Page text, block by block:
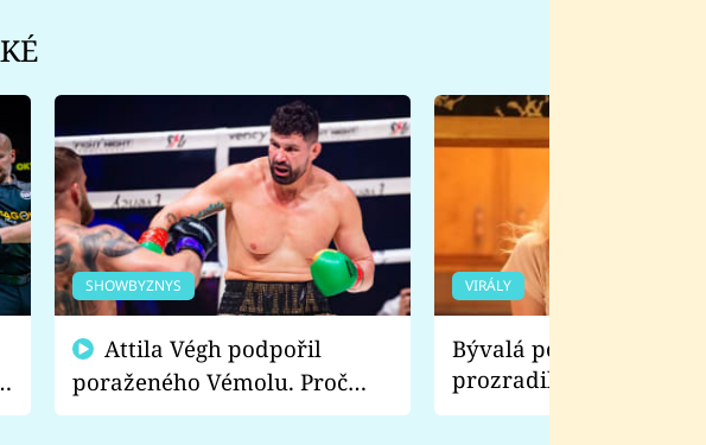
SHOWBYZNYS
poraženého Vémolu. Proč
chce raději zápasit s ním než
VIRÁLY
Bývalá pornoherečka
prozradila, co ji
natáčení Euforie.